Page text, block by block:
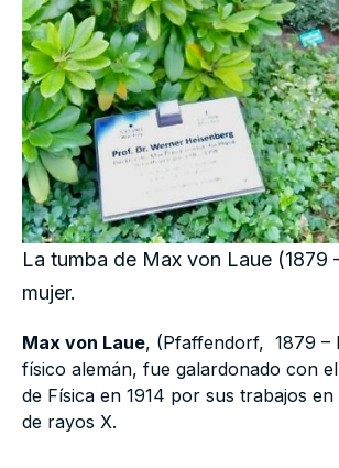
La tumba de Max von Laue (1879
mujer.
Max von Laue, (Pfaffendorf, 1879 –
físico alemán, fue galardonado con
de Física en 1914 por sus trabajos
de rayos X.